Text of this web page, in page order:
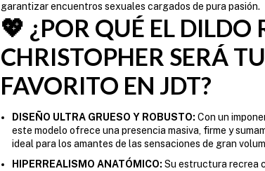
garantizar encuentros sexuales cargados de pura pasión.
💖 ¿POR QUÉ EL DILDO
CHRISTOPHER SERÁ TU
FAVORITO EN JDT?
DISEÑO ULTRA GRUESO Y ROBUSTO: Con un
este modelo ofrece una presencia masiva, firme y
ideal para los amantes de las sensaciones de gran
HIPERREALISMO ANATÓMICO: Su estructura recrea